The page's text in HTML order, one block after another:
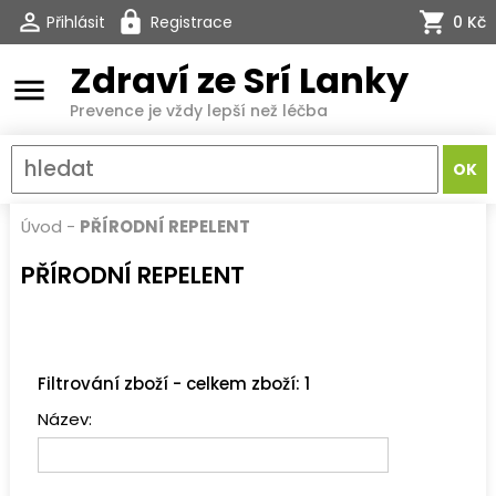
Přihlásit Registrace 0 Kč
menu Zdraví ze Srí Lanky
Prevence je vždy lepší než léčba
Úvod - PŘÍRODNÍ REPELENT
PŘÍRODNÍ REPELENT
Filtrování zboží - celkem zboží: 1
Název: